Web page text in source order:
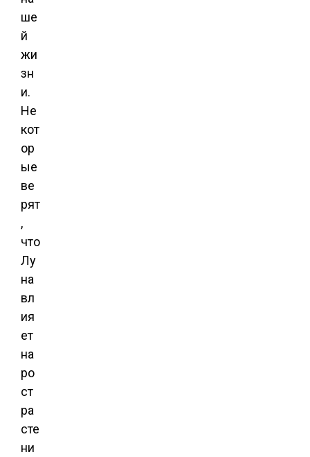
ше
й
жи
зн
и.
Не
кот
ор
ые
ве
рят
,
что
Лу
на
вл
ия
ет
на
ро
ст
ра
сте
ни